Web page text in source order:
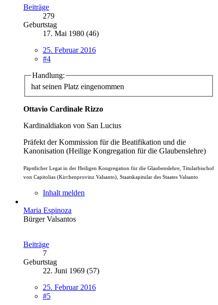
Beiträge
279
Geburtstag
17. Mai 1980 (46)
25. Februar 2016
#4
Handlung:
hat seinen Platz eingenommen
Ottavio Cardinale Rizzo
Kardinaldiakon von San Lucius
Präfekt der Kommission für die Beatifikation und die
Kanonisation (Heilige Kongregation für die Glaubenslehre)
Päpstlicher Legat in der Heiligen Kongregation für die Glaubenslehre, Titularbischof
von Capitolias (Kirchenprovinz Valsanto), Staatskapitular des Staates Valsanto
Inhalt melden
Maria Espinoza
Bürger Valsantos
Beiträge
7
Geburtstag
22. Juni 1969 (57)
25. Februar 2016
#5